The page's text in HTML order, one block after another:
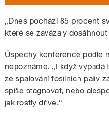
„Dnes pochází 85 procent
které se zavázaly
Úspěchy konference podle
nepoznáme. „I když vypadá
ze spalování fosilních paliv
spíše stagnovat, nebo
jak rostly dříve.“